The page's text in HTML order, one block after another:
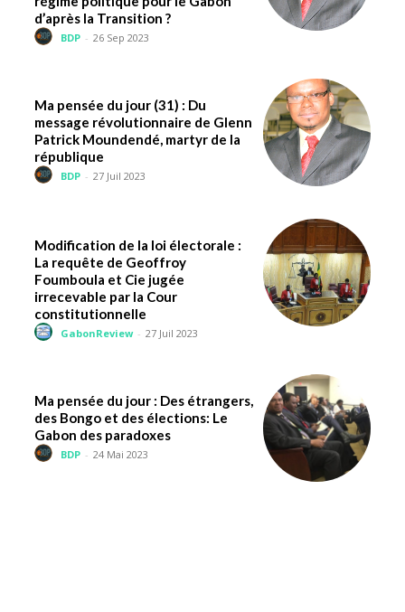
d’après la Transition ?
BDP - 26 Sep 2023
Ma pensée du jour (31) : Du
message révolutionnaire de Glenn
Patrick Moundendé, martyr de la
république
BDP - 27 Juil 2023
Modification de la loi électorale :
La requête de Geoffroy
Foumboula et Cie jugée
irrecevable par la Cour
constitutionnelle
GabonReview - 27 Juil 2023
Ma pensée du jour : Des étrangers,
des Bongo et des élections: Le
Gabon des paradoxes
BDP - 24 Mai 2023